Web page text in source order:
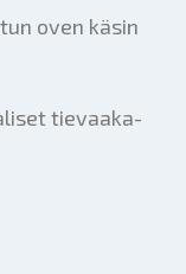
oven käsin
tievaaka-